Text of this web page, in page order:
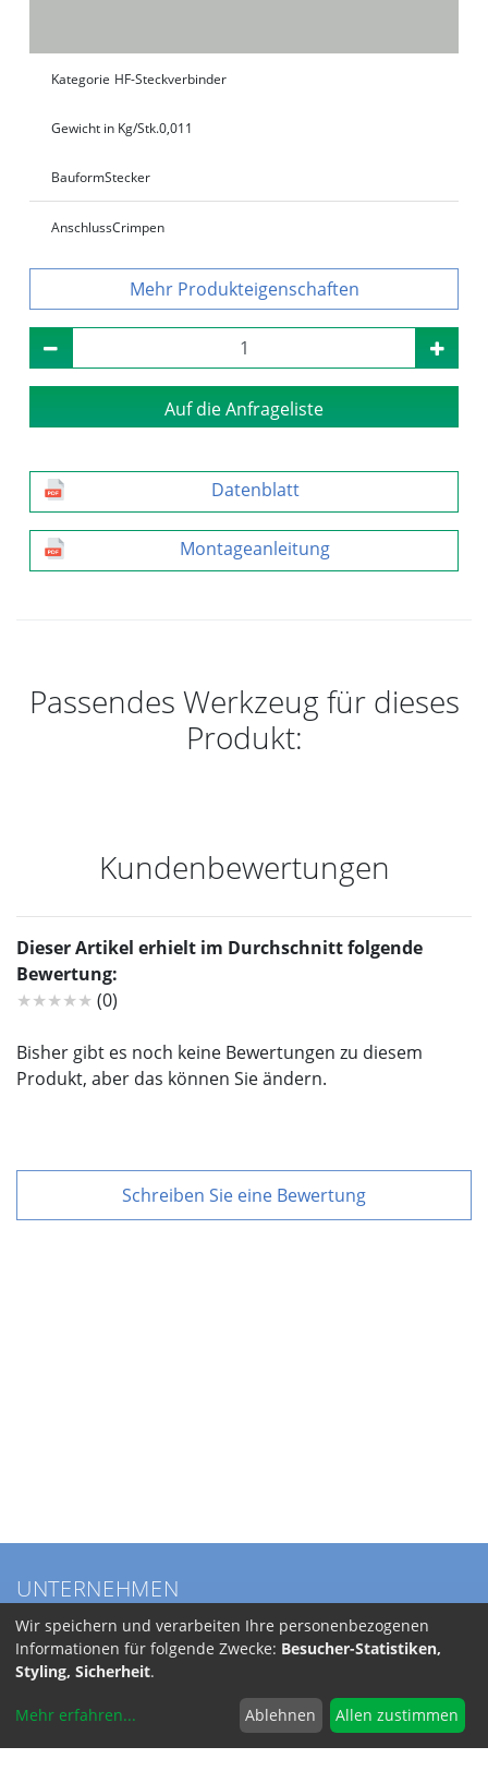
Kategorie HF-Steckverbinder
Gewicht in Kg/Stk.0,011
BauformStecker
AnschlussCrimpen
Produkteigenschaften
Auf die Anfrageliste
Datenblatt
Montageanleitung
Passendes Werkzeug für dieses
Produkt:
Kundenbewertungen
Dieser Artikel erhielt im Durchschnitt folgende
Bewertung:
★★★★★ (0)
Bisher gibt es noch keine Bewertungen zu diesem
Produkt, aber das können Sie ändern.
Schreiben Sie eine Bewertung
UNTERNEHMEN
Über BKL
Service
Anfahrt
Jobs
SERVICE
Wir speichern und verarbeiten Ihre personenbezogenen
Informationen für folgende Zwecke: Besucher-Statistiken,
Styling, Sicherheit.
Mehr erfahren... Ablehnen Allen zustimmen